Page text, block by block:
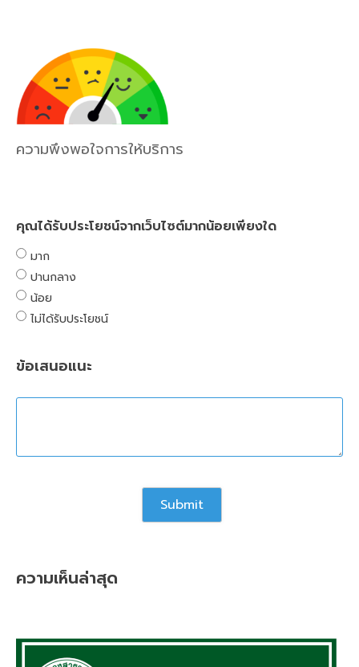
ความพึงพอใจการให้บริการ
คุณได้รับประโยชน์จากเว็บไซต์มากน้อยเพียงใด
มาก
ปานกลาง
น้อย
ไม่ได้รับประโยชน์
ข้อเสนอแนะ
ความเห็นล่าสุด